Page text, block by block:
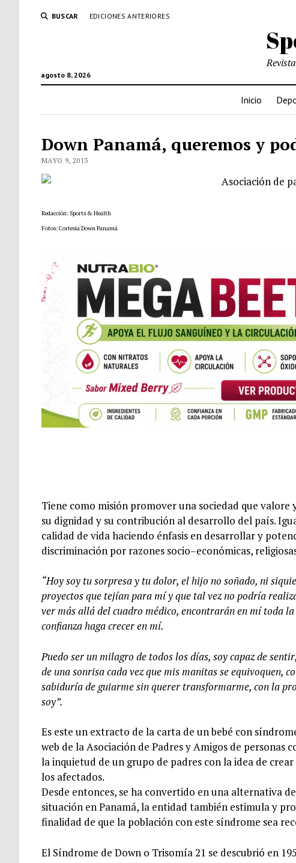
BUSCAR EDICIONES ANTERIORES
agosto 8, 2026
Inicio
Down Panamá, queremos y
MAYO 9, 2013
Asociación de
Redacción: Sports & Health
Fotos: Cortesía Down Panamá
Tiene como misión promover una sociedad que valore
su dignidad y su contribución al desarrollo del país.
calidad de vida haciendo énfasis en desarrollar y
discriminación por razones socio–económicas,
“Hoy soy tu sorpresa y tu dolor, el hijo no soñado, ni
proyectos que tejían para mí y que tal vez no podría
ver más allá del cuadro médico, encontrarán en mí toda
confianza haga crecer en mí.
Puedo ser un milagro de todos los días, soy capaz de
de una sonrisa cada vez que mis manitas se equivoquen,
sabiduría de guiarme sin querer transformarme, con la
soy”.
Es este un extracto de la carta de un bebé con
web de la Asociación de Padres y Amigos de
la inquietud de un grupo de padres con la idea de
los afectados.
Desde entonces, se ha convertido en una alternativa
situación en Panamá, la entidad también estimula y
finalidad de que la población con este síndrome sea
El Síndrome de Down o Trisomía 21 se descubrió en